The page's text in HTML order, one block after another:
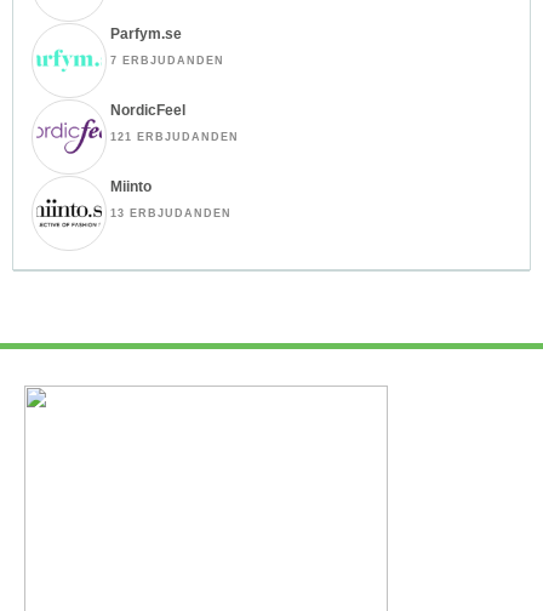
Parfym.se
7 ERBJUDANDEN
NordicFeel
121 ERBJUDANDEN
Miinto
13 ERBJUDANDEN